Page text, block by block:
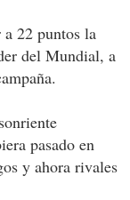
22 puntos la
del Mundial, a
pasado en
y ahora rivales